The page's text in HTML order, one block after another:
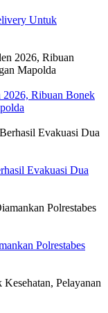
Untuk
2026, Ribuan Bonek
Evakuasi Dua
Polrestabes